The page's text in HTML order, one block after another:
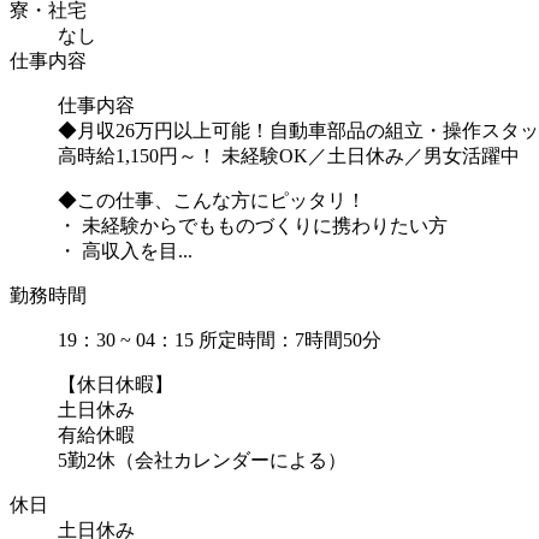
寮・社宅
なし
仕事内容
仕事内容
◆月収26万円以上可能！自動車部品の組立・操作スタ
高時給1,150円～！ 未経験OK／土日休み／男女活躍中
◆この仕事、こんな方にピッタリ！
・ 未経験からでもものづくりに携わりたい方
・ 高収入を目...
勤務時間
19：30 ~ 04：15 所定時間：7時間50分
【休日休暇】
土日休み
有給休暇
5勤2休（会社カレンダーによる）
休日
土日休み